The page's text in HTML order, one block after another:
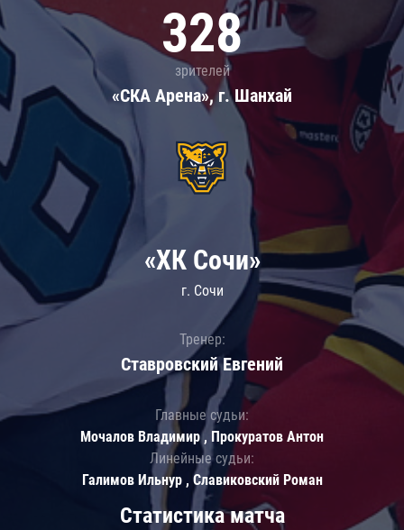
328
зрителей
«СКА Арена», г. Шанхай
Статистика матча
«ХК Сочи»
г. Сочи
Тренер:
Ставровский Евгений
Главные судьи:
Мочалов Владимир , Прокуратов Антон
Линейные судьи:
Галимов Ильнур , Славиковский Роман